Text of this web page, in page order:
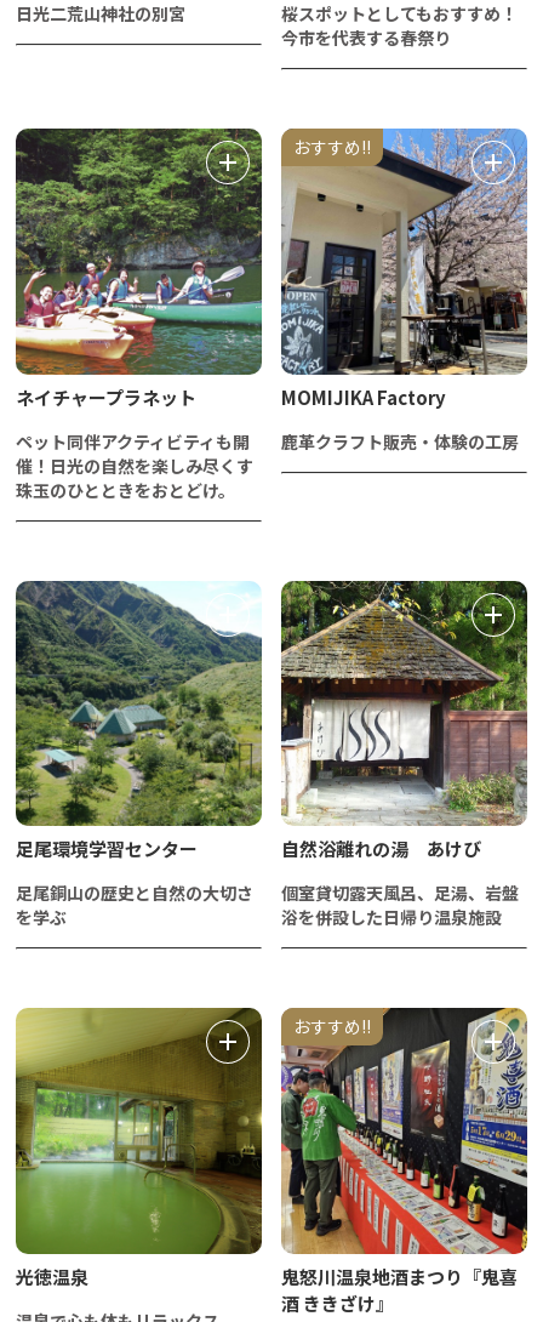
日光二荒山神社の別宮
桜スポットとしてもおすすめ！
今市を代表する春祭り
ネイチャープラネット
ペット同伴アクティビティも開
催！日光の自然を楽しみ尽くす
珠玉のひとときをおとどけ。
おすすめ!!
MOMIJIKA Factory
鹿革クラフト販売・体験の工房
足尾環境学習センター
足尾銅山の歴史と自然の大切さ
を学ぶ
自然浴離れの湯 あけび
個室貸切露天風呂、足湯、岩盤
浴を併設した日帰り温泉施設
光徳温泉
おすすめ!!
鬼怒川温泉地酒まつり『鬼喜
酒 ききざけ』